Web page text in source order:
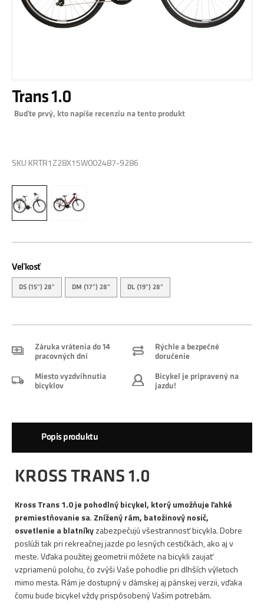
začiatok
Trans 1.0
Buďte prvý, kto napíše recenziu na tento produkt
SKU KRTR1Z28X15W002487-9286
Veľkosť
DS (15") 28" DM (17") 28" DL (19") 28"
Záruka vrátenia do 14
pracovných dní
Rýchle a bezpečné
doručenie
Miesto vyzdvihnutia
bicyklov
Bicykel je pripravený na
jazdu!
Popis produktu
KROSS TRANS 1.0
Kross Trans 1.0 je pohodlný bicykel, ktorý umožňuje ľahké
premiestňovanie sa. Znížený rám, batožinový nosič,
osvetlenie a blatníkyzabezpečujú všestrannosť bicykla. Dobre
poslúži tak pri rekreačnej jazde po lesných cestičkách, ako aj v
meste. Vďaka použitej geometrii môžete na bicykli zaujať
vzpriamenú polohu, čo zvýši Vaše pohodlie pri dlhších výletoch
mimo mesta. Rám je dostupný v dámskej aj pánskej verzii, vďaka
čomu bude bicykel vždy prispôsobený Vašim potrebám.